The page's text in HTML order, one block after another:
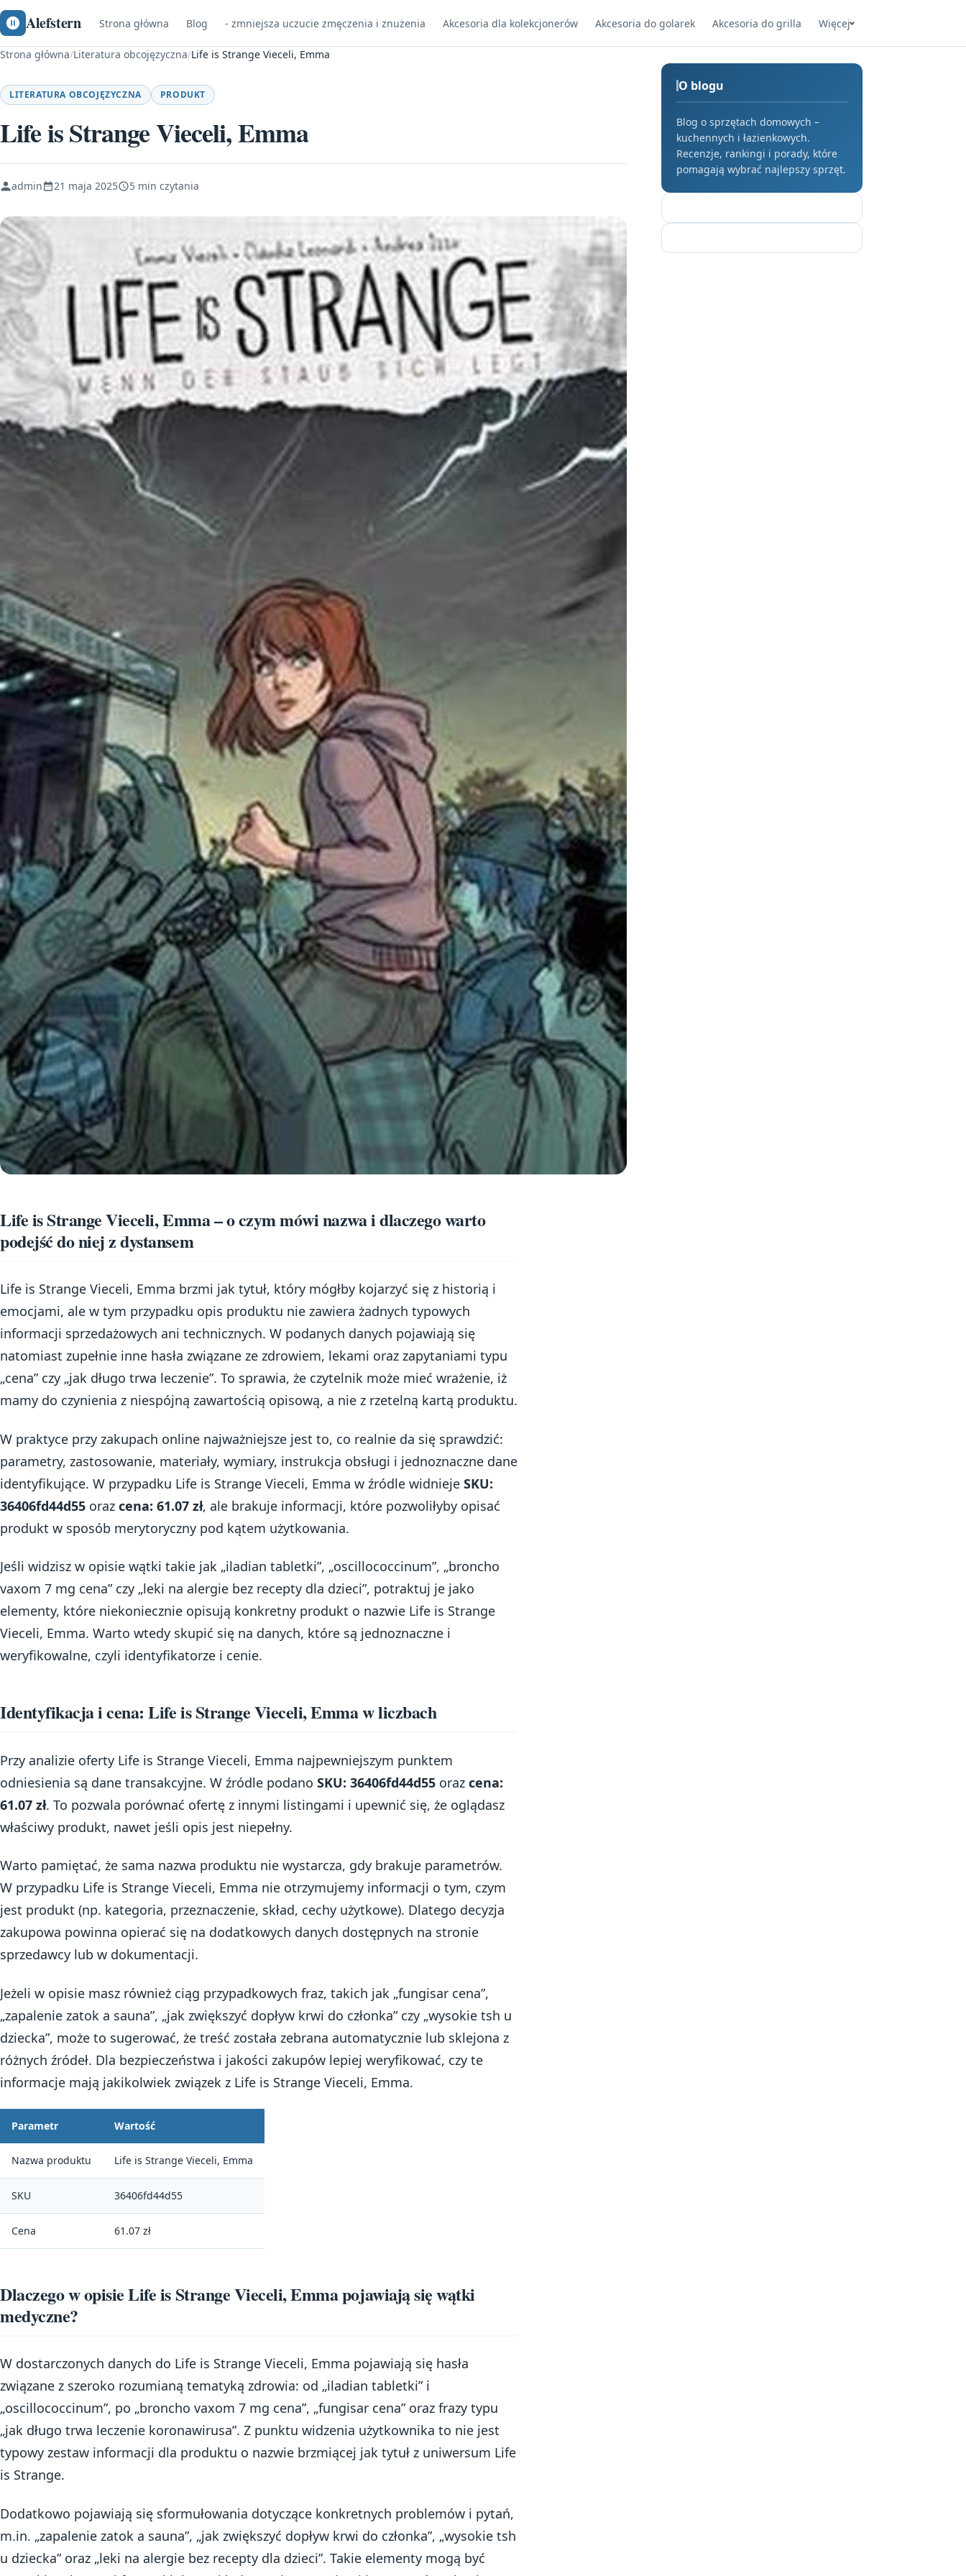
Alefstern Strona główna Blog - zmniejsza uczucie zmęczenia i znużenia Akcesoria dla kolekcjonerów Akcesoria do golarek Akcesoria do grilla Więcej
Strona główna/Literatura obcojęzyczna/Life is Strange Vieceli, Emma
LITERATURA OBCOJĘZYCZNA PRODUKT
Life is Strange Vieceli, Emma
admin 21 maja 2025 5 min czytania
Life is Strange Vieceli, Emma – o czym mówi nazwa i dlaczego warto
podejść do niej z dystansem
Life is Strange Vieceli, Emma brzmi jak tytuł, który mógłby kojarzyć się z historią i
emocjami, ale w tym przypadku opis produktu nie zawiera żadnych typowych
informacji sprzedażowych ani technicznych. W podanych danych pojawiają się
natomiast zupełnie inne hasła związane ze zdrowiem, lekami oraz zapytaniami typu
„cena” czy „jak długo trwa leczenie”. To sprawia, że czytelnik może mieć wrażenie, iż
mamy do czynienia z niespójną zawartością opisową, a nie z rzetelną kartą produktu.
W praktyce przy zakupach online najważniejsze jest to, co realnie da się sprawdzić:
parametry, zastosowanie, materiały, wymiary, instrukcja obsługi i jednoznaczne dane
identyfikujące. W przypadku Life is Strange Vieceli, Emma w źródle widnieje SKU:
36406fd44d55 oraz cena: 61.07 zł, ale brakuje informacji, które pozwoliłyby opisać
produkt w sposób merytoryczny pod kątem użytkowania.
Jeśli widzisz w opisie wątki takie jak „iladian tabletki”, „oscillococcinum”, „broncho
vaxom 7 mg cena” czy „leki na alergie bez recepty dla dzieci”, potraktuj je jako
elementy, które niekoniecznie opisują konkretny produkt o nazwie Life is Strange
Vieceli, Emma. Warto wtedy skupić się na danych, które są jednoznaczne i
weryfikowalne, czyli identyfikatorze i cenie.
Identyfikacja i cena: Life is Strange Vieceli, Emma w liczbach
Przy analizie oferty Life is Strange Vieceli, Emma najpewniejszym punktem
odniesienia są dane transakcyjne. W źródle podano SKU: 36406fd44d55 oraz cena:
61.07 zł. To pozwala porównać ofertę z innymi listingami i upewnić się, że oglądasz
właściwy produkt, nawet jeśli opis jest niepełny.
Warto pamiętać, że sama nazwa produktu nie wystarcza, gdy brakuje parametrów.
W przypadku Life is Strange Vieceli, Emma nie otrzymujemy informacji o tym, czym
jest produkt (np. kategoria, przeznaczenie, skład, cechy użytkowe). Dlatego decyzja
zakupowa powinna opierać się na dodatkowych danych dostępnych na stronie
sprzedawcy lub w dokumentacji.
Jeżeli w opisie masz również ciąg przypadkowych fraz, takich jak „fungisar cena”,
„zapalenie zatok a sauna”, „jak zwiększyć dopływ krwi do członka” czy „wysokie tsh u
dziecka”, może to sugerować, że treść została zebrana automatycznie lub sklejona z
różnych źródeł. Dla bezpieczeństwa i jakości zakupów lepiej weryfikować, czy te
informacje mają jakikolwiek związek z Life is Strange Vieceli, Emma.
Parametr Wartość
Nazwa produktu Life is Strange Vieceli, Emma
SKU 36406fd44d55
Cena 61.07 zł
Dlaczego w opisie Life is Strange Vieceli, Emma pojawiają się wątki
medyczne?
W dostarczonych danych do Life is Strange Vieceli, Emma pojawiają się hasła
związane z szeroko rozumianą tematyką zdrowia: od „iladian tabletki” i
„oscillococcinum”, po „broncho vaxom 7 mg cena”, „fungisar cena” oraz frazy typu
„jak długo trwa leczenie koronawirusa”. Z punktu widzenia użytkownika to nie jest
typowy zestaw informacji dla produktu o nazwie brzmiącej jak tytuł z uniwersum Life
is Strange.
Dodatkowo pojawiają się sformułowania dotyczące konkretnych problemów i pytań,
m.in. „zapalenie zatok a sauna”, „jak zwiększyć dopływ krwi do członka”, „wysokie tsh
u dziecka” oraz „leki na alergie bez recepty dla dzieci”. Takie elementy mogą być
O blogu
Blog o sprzętach domowych –
kuchennych i łazienkowych.
Recenzje, rankingi i porady, które
pomagają wybrać najlepszy sprzęt.